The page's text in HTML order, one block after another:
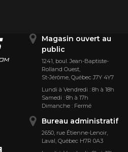
Magasin ouvert au
public
1241, boul. Jean-Baptiste-
Rolland Ouest,
St⁠-⁠Jérôme, Québec J7Y 4Y7
Lundi à Vendredi : 8h à 18h
Samedi : 8h à 17h
Dimanche : Fermé
Bureau administratif
2650, rue Étienne⁠-⁠Lenoir,
Laval, Québec H7R 0A3